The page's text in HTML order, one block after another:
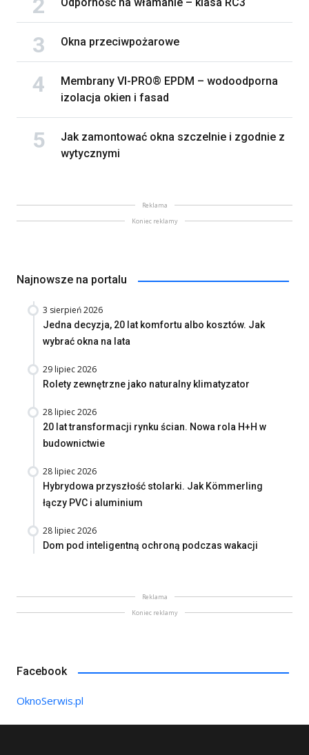
Okna przeciwpożarowe
Membrany VI-PRO® EPDM – wodoodporna
izolacja okien i fasad
Jak zamontować okna szczelnie i zgodnie z
wytycznymi
Reklama
Koniec reklamy
Najnowsze na portalu
3 sierpień 2026
Jedna decyzja, 20 lat komfortu albo kosztów. Jak
wybrać okna na lata
29 lipiec 2026
Rolety zewnętrzne jako naturalny klimatyzator
28 lipiec 2026
20 lat transformacji rynku ścian. Nowa rola H+H w
budownictwie
28 lipiec 2026
Hybrydowa przyszłość stolarki. Jak Kömmerling
łączy PVC i aluminium
28 lipiec 2026
Dom pod inteligentną ochroną podczas wakacji
Reklama
Koniec reklamy
Facebook
OknoSerwis.pl